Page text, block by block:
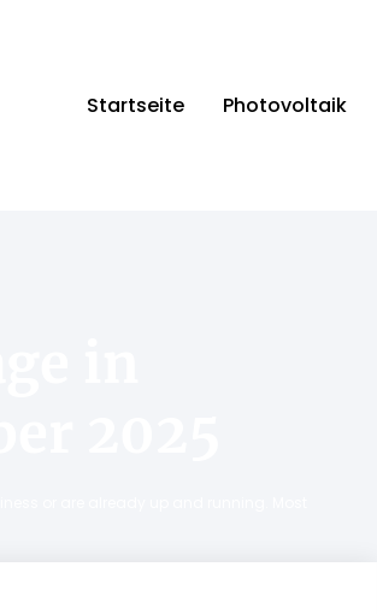
Startseite Photovoltaik